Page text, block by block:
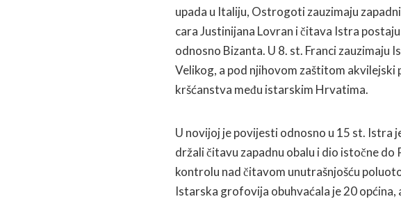
upada u Italiju, Ostrogoti zauzimaju
cara Justinijana Lovran i čitava Istra
odnosno Bizanta. U 8. st. Franci zauzimaju
Velikog, a pod njihovom zaštitom akvilejski
kršćanstva među istarskim Hrvatima.
U novijoj je povijesti odnosno u 15 st. Istra
držali čitavu zapadnu obalu i dio istočne do
kontrolu nad čitavom unutrašnjošću
Istarska grofovija obuhvaćala je 20 općina,